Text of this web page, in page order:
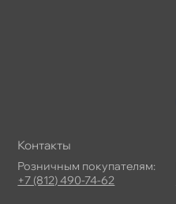
Контакты
Розничным покупателям:
+7 (812) 490-74-62